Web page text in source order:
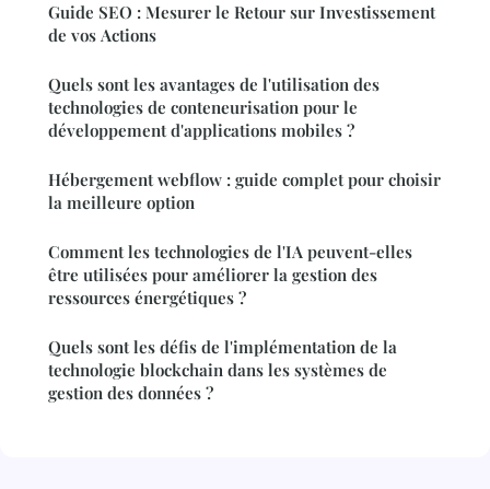
Guide SEO : Mesurer le Retour sur Investissement
de vos Actions
Quels sont les avantages de l'utilisation des
technologies de conteneurisation pour le
développement d'applications mobiles ?
Hébergement webflow : guide complet pour choisir
la meilleure option
Comment les technologies de l'IA peuvent-elles
être utilisées pour améliorer la gestion des
ressources énergétiques ?
Quels sont les défis de l'implémentation de la
technologie blockchain dans les systèmes de
gestion des données ?